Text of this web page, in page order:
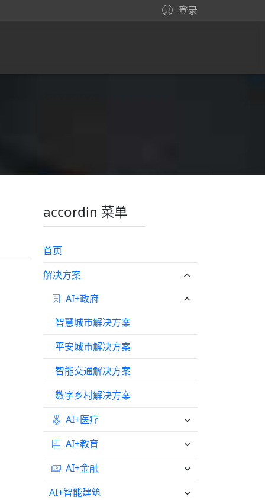
登录
accordin 菜单
首页
解决方案
AI+政府
智慧城市解决方案
平安城市解决方案
智能交通解决方案
数字乡村解决方案
AI+医疗
AI+教育
AI+金融
AI+智能建筑